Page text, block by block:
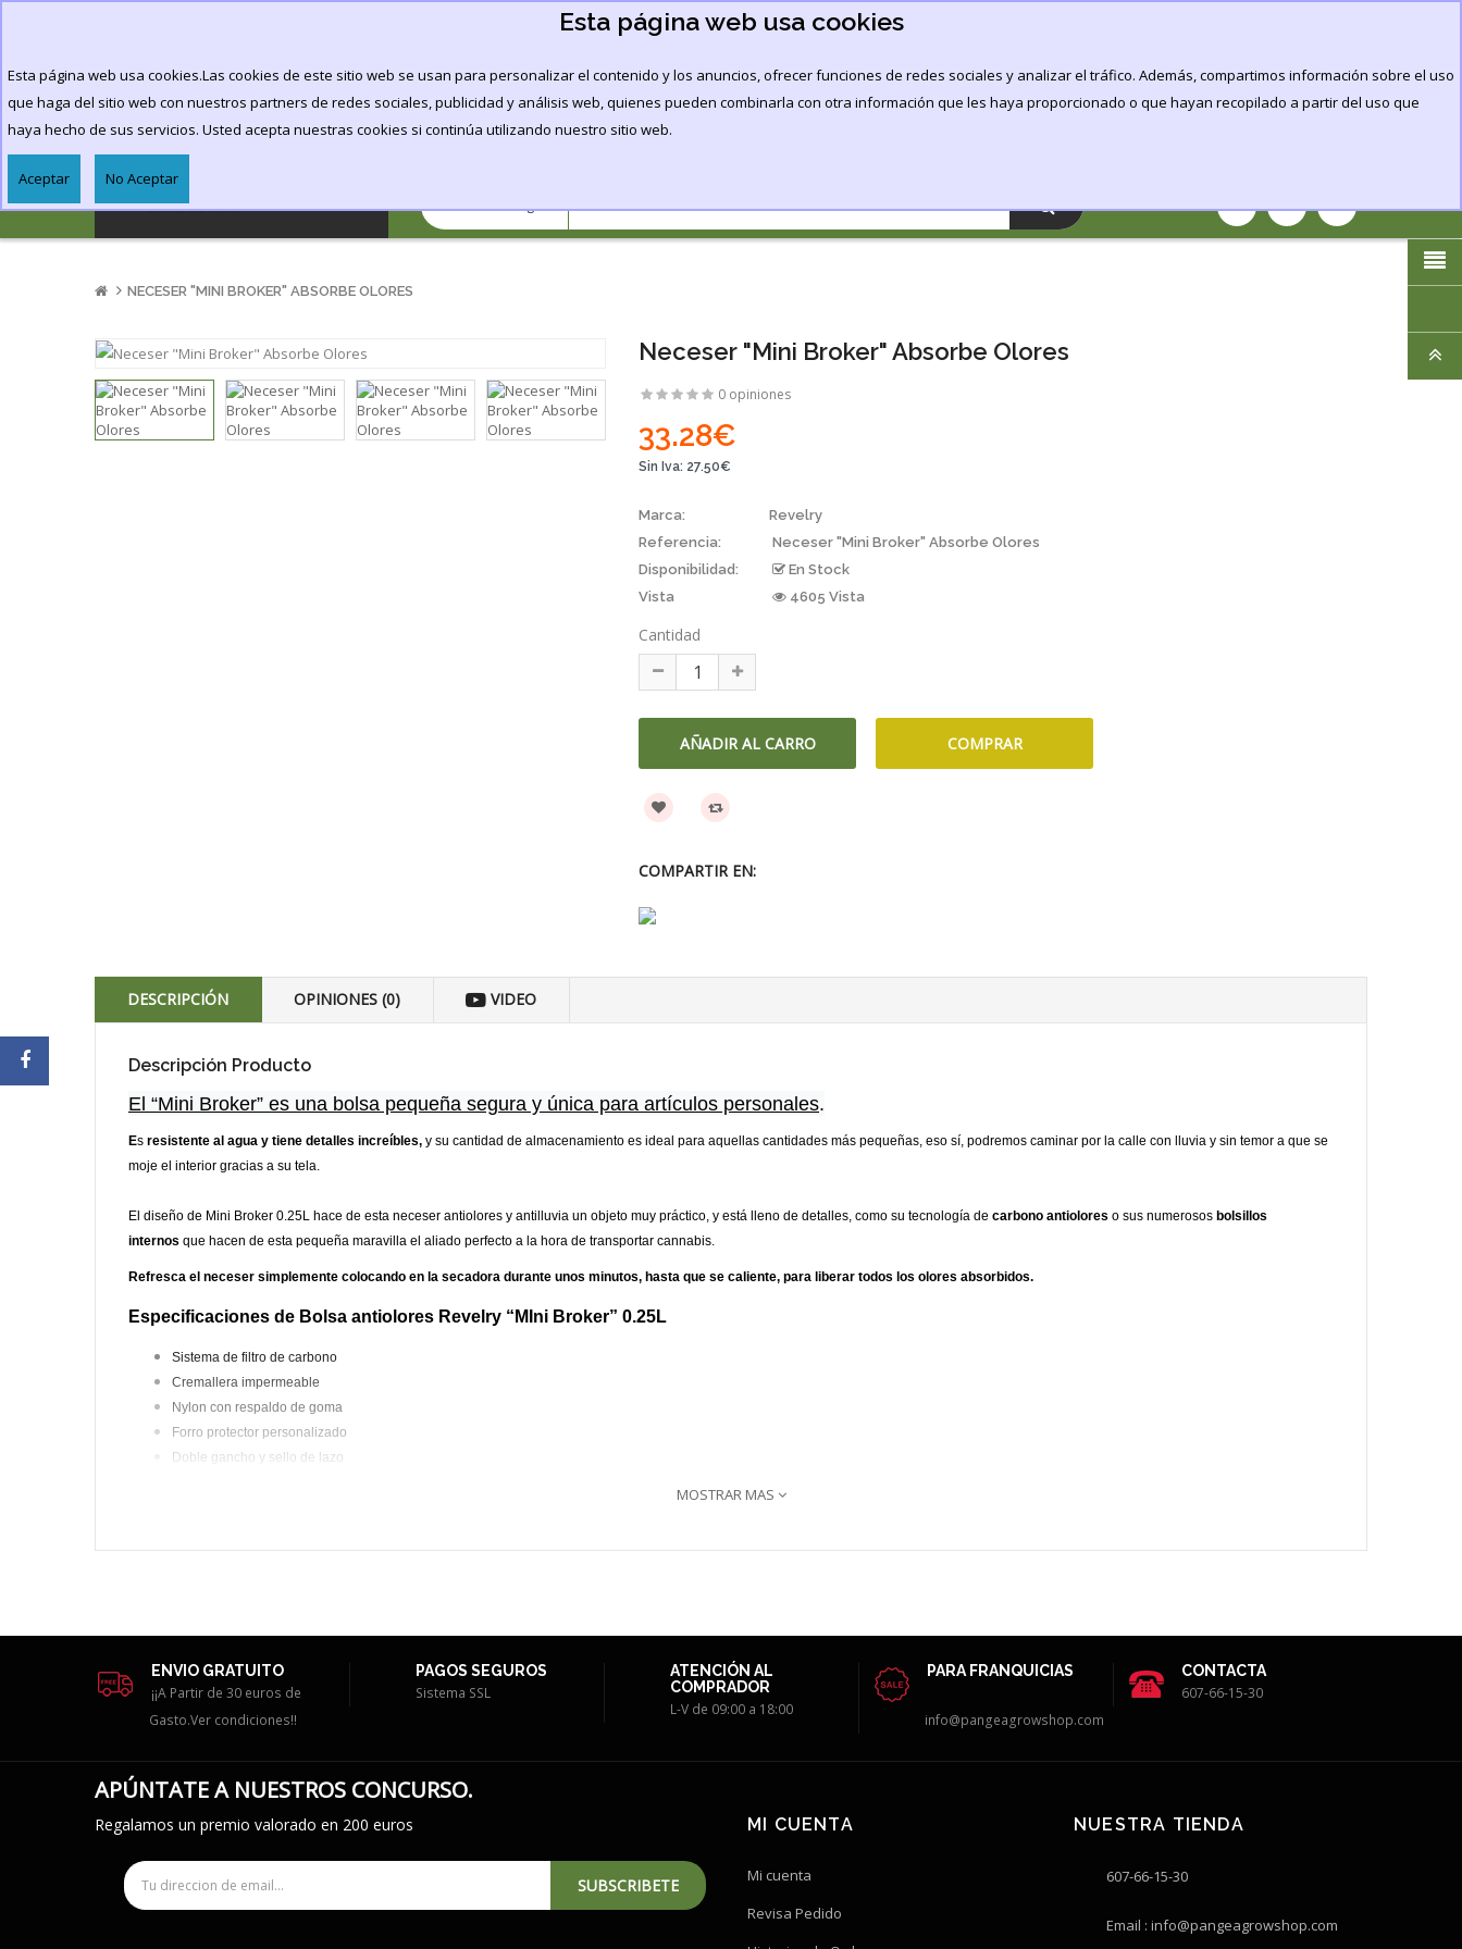
Esta página web usa cookies
Esta página web usa cookies.Las cookies de este sitio web se usan para personalizar el contenido y los anuncios, ofrecer funciones de redes sociales y analizar el tráfico. Además, compartimos información sobre el uso
que haga del sitio web con nuestros partners de redes sociales, publicidad y análisis web, quienes pueden combinarla con otra información que les haya proporcionado o que hayan recopilado a partir del uso que
haya hecho de sus servicios. Usted acepta nuestras cookies si continúa utilizando nuestro sitio web.
Aceptar No Aceptar
SEMILLAS FERTILIZANTES CULTIVO CBD PROMOCIONES
Llamanos:
607661530
CATEGORIAS
Articulo(s)
-
NECESER "MINI BROKER" ABSORBE OLORES
Neceser "Mini Broker" Absorbe Olores
0 opiniones
33.28€
Sin Iva: 27.50€
Marca:
Revelry
Referencia:
Neceser "Mini Broker" Absorbe Olores
Disponibilidad:
En Stock
Vista
4605 Vista
Cantidad
COMPARTIR EN:
DESCRIPCIÓN OPINIONES (0) VIDEO
Descripción Producto
El “Mini Broker” es una bolsa pequeña segura y única para artículos personales.
Es resistente al agua y tiene detalles increíbles, y su cantidad de almacenamiento es ideal para aquellas cantidades más pequeñas, eso sí, podremos caminar por la calle con lluvia y sin temor a que se
moje el interior gracias a su tela.
El diseño de Mini Broker 0.25L hace de esta neceser antiolores y antilluvia un objeto muy práctico, y está lleno de detalles, como su tecnología de carbono antiolores o sus numerosos bolsillos
internos que hacen de esta pequeña maravilla el aliado perfecto a la hora de transportar cannabis.
Refresca el neceser simplemente colocando en la secadora durante unos minutos, hasta que se caliente, para liberar todos los olores absorbidos.
Especificaciones de Bolsa antiolores Revelry “MIni Broker” 0.25L
Sistema de filtro de carbono
Cremallera impermeable
Nylon con respaldo de goma
Forro protector personalizado
Doble gancho y sello de lazo
MOSTRAR MAS
ENVIO GRATUITO
¡¡A Partir de 30 euros de
Gasto.Ver condiciones!!
PAGOS SEGUROS
Sistema SSL
ATENCIÓN AL
COMPRADOR
L-V de 09:00 a 18:00
PARA FRANQUICIAS
info@pangeagrowshop.com
CONTACTA
607-66-15-30
APÚNTATE A NUESTROS CONCURSO.
Regalamos un premio valorado en 200 euros
SUBSCRIBETE
MI CUENTA
Mi cuenta
Revisa Pedido
NUESTRA TIENDA
607-66-15-30
Email : info@pangeagrowshop.com